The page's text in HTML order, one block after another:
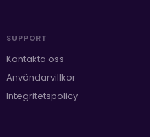
SUPPORT
Kontakta oss
Användarvillkor
Integritetspolicy